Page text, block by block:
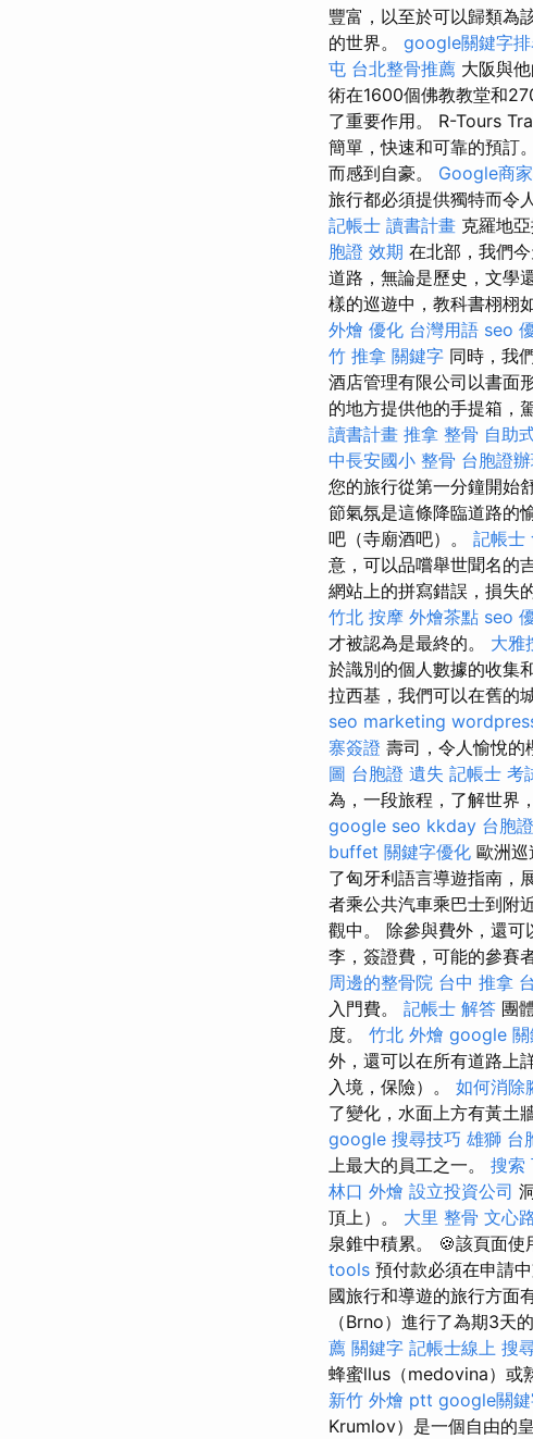
豐富，以至於可以歸類為
的世界。 google關鍵字排
屯 台北整骨推薦 大阪與
術在1600個佛教教堂和
了重要作用。 R-Tours
簡單，快速和可靠的預訂。
而感到自豪。 Google商
旅行都必須提供獨特而令
記帳士 讀書計畫 克羅地
胞證 效期 在北部，我們
道路，無論是歷史，文學
樣的巡遊中，教科書栩栩
外燴 優化 台灣用語 seo
竹 推拿 關鍵字 同時，我
酒店管理有限公司以書面
的地方提供他的手提箱，
讀書計畫 推拿 整骨 自助
中長安國小 整骨 台胞證
您的旅行從第一分鐘開始
節氣氛是這條降臨道路的
吧（寺廟酒吧）。 記帳士
意，可以品嚐舉世聞名的
網站上的拼寫錯誤，損失
竹北 按摩 外燴茶點 seo
才被認為是最終的。 大雅
於識別的個人數據的收集
拉西基，我們可以在舊的
seo marketing
寨簽證 壽司，令人愉悅的
圖 台胞證 遺失 記帳士 考
為，一段旅程，了解世界
google seo kkday 台胞證
buffet 關鍵字優化 歐洲巡
了匈牙利語言導遊指南，
者乘公共汽車乘巴士到附
觀中。 除參與費外，還
李，簽證費，可能的參賽
周邊的整骨院 台中 推拿
入門費。 記帳士 解答 團
度。 竹北 外燴 google 關
外，還可以在所有道路上
入境，保險）。 如何消除
了變化，水面上方有黃土
google 搜尋技巧 雄獅 台
上最大的員工之一。 搜索
林口 外燴 設立投資公司
頂上）。 大里 整骨 文心
泉錐中積累。 🍪該頁面
tools 預付款必須在申請
國旅行和導遊的旅行方面
（Brno）進行了為期3天
薦 關鍵字 記帳士線上 搜
蜂蜜llus（medovina）或
新竹 外燴 ptt google關鍵
Krumlov）是一個自由的